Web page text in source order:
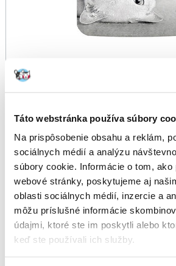
Táto webstránka používa súbory
Na prispôsobenie obsahu a reklám,
sociálnych médií a analýzu
súbory cookie. Informácie o tom, ako
webové stránky, poskytujeme aj
oblasti sociálnych médií, inzercie a
môžu príslušné informácie
údajmi, ktoré ste im poskytli alebo
keď ste používali ich služby.
MIAMOR Ragout Royale kaczka
sosie 100 g
Výrobca:MIAMOR KÓD:18415
Napísať recenziu
€1.19 (11.90 € / kg)
ODOSIELAME DO 48HODÍN